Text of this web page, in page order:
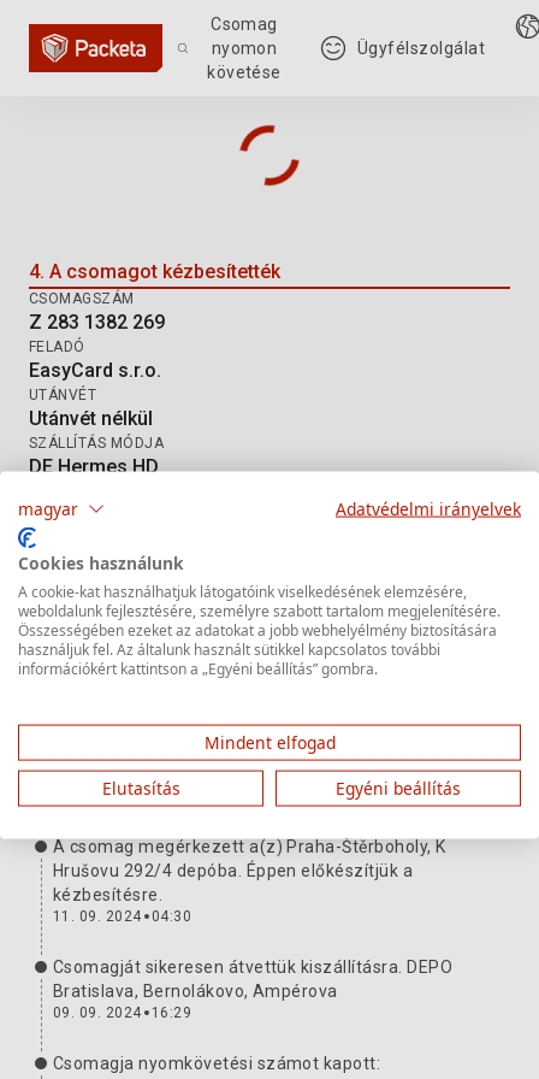
Csomag
nyomon
követése
Ügyfélszolgálat
Csomag nyomkövetése: Z 283
4. A csomagot kézbesítették
CSOMAGSZÁM
Z 283 1382 269
FELADÓ
EasyCard s.r.o.
UTÁNVÉT
Utánvét nélkül
SZÁLLÍTÁS MÓDJA
DE Hermes HD
Csomag útja Bővebb információ
Csomagja kiszállításra került. Köszönjük, hogy
minket választott!
A küldeményt átadták a fuvarozónak. Nyomkövetési
szám:H1022490177162901047
11. 09. 2024 05:02
A csomag megérkezett a(z) Praha-Štěrboholy, K
Hrušovu 292/4 depóba. Éppen előkészítjük a
kézbesítésre.
11. 09. 2024 04:30
Csomagját sikeresen átvettük kiszállításra. DEPO
Bratislava, Bernolákovo, Ampérova
09. 09. 2024 16:29
Csomagja nyomkövetési számot kapott:
magyar Adatvédelmi irányelvek
Cookies használunk
A cookie-kat használhatjuk látogatóink viselkedésének elemzésére,
weboldalunk fejlesztésére, személyre szabott tartalom megjelenítésére.
Összességében ezeket az adatokat a jobb webhelyélmény biztosítására
használjuk fel. Az általunk használt sütikkel kapcsolatos további
információkért kattintson a „Egyéni beállítás” gombra.
Mindent elfogad
Elutasítás
Egyéni beállítás